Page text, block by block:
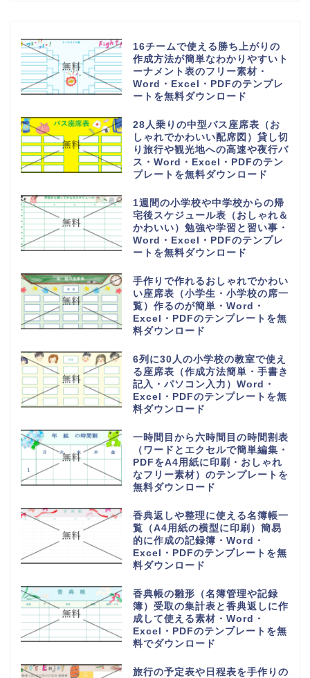
16チームで使える勝ち上がりの
作成方法が簡単なわかりやすいト
ーナメント表のフリー素材・
Word・Excel・PDFのテンプレ
ートを無料ダウンロード
28人乗りの中型バス座席表（お
しゃれでかわいい配席図）貸し切
り旅行や観光地への高速や夜行バ
ス・Word・Excel・PDFのテン
プレートを無料ダウンロード
1週間の小学校や中学校からの帰
宅後スケジュール表（おしゃれ＆
かわいい）勉強や学習と習い事・
Word・Excel・PDFのテンプレ
ートを無料ダウンロード
手作りで作れるおしゃれでかわい
い座席表（小学生・小学校の席一
覧）作るのが簡単・Word・
Excel・PDFのテンプレートを無
料ダウンロード
6列に30人の小学校の教室で使え
る座席表（作成方法簡単・手書き
記入・パソコン入力）Word・
Excel・PDFのテンプレートを無
料ダウンロード
一時間目から六時間目の時間割表
（ワードとエクセルで簡単編集・
PDFをA4用紙に印刷・おしゃれ
なフリー素材）のテンプレートを
無料ダウンロード
香典返しや整理に使える名簿帳一
覧（A4用紙の横型に印刷）簡易
的に作成の記録簿・Word・
Excel・PDFのテンプレートを無
料ダウンロード
香典帳の雛形（名簿管理や記録
簿）受取の集計表と香典返しに作
成して使える素材・Word・
Excel・PDFのテンプレートを無
料でダウンロード
旅行の予定表や日程表を手作りの